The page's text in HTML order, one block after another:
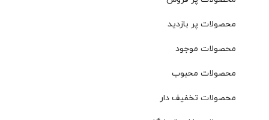
محصولات پر بازدید
محصولات موجود
محصولات محبوب
محصولات تخفیف دار